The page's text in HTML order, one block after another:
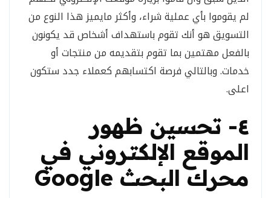
لم يقوموا بأي عملية شراء، وأكثر مايميز هذا النوع من
التسويق هو أنك تقوم باستهداف أشخاص قد يكونون
بالفعل مهتمين بما تقوم بتقديمه من منتجات أو
خدمات. وبالتالي فرصة اكتسابهم كعملاء جدد ستكون
اعلى.
٤- تحسين ظهور
الموقع الإلكتروني في
محرك البحث Google